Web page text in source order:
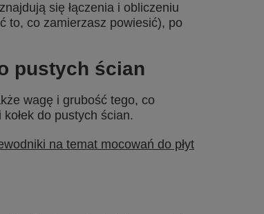
się łączenia i obliczeniu
to, co zamierzasz powiesić), po
pustych ścian
wagę i grubość tego, co
do pustych ścian.
na temat mocowań do płyt